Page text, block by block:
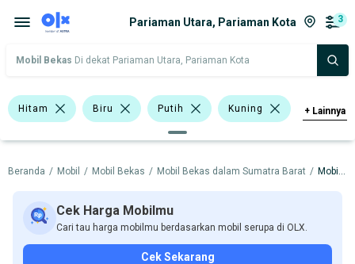
Pariaman Utara, Pariaman Kota 3
Mobil Bekas Di dekat Pariaman Utara, Pariaman Kota
Hitam Biru Putih Kuning
Daihatsu Terios Nissan Grand Livina
Nissan Livina Daihatsu Mazda
Nissan
+ Lainnya
Beranda / Mobil / Mobil Bekas / Mobil Bekas dalam Sumatra Barat / Mobil Bekas dalam Pariaman Kota
Cek Harga Mobilmu
Cari tau harga mobilmu berdasarkan mobil serupa di OLX.
Cek Sekarang